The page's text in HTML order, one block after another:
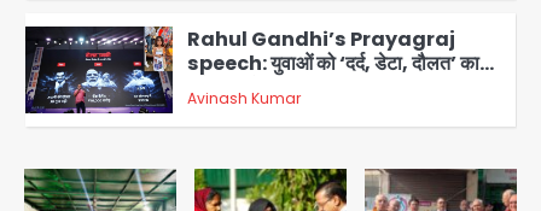
5
Rahul Gandhi’s Prayagraj
speech: युवाओं को ‘दर्द, डेटा, दौलत’ का
संदेश, बीजेपी का वार
Avinash Kumar
Noida Crime news: रेप पीड़िता
किशोरी का जिला अस्पताल में हुआ गर्भपात, उधर